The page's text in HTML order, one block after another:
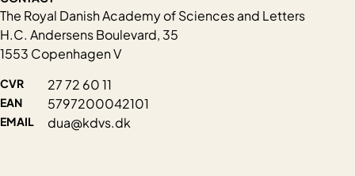
The Royal Danish Academy of Sciences and Letters
H.C. Andersens Boulevard, 35
1553 Copenhagen V
CVR 27 72 60 11
EAN 5797200042101
EMAIL dua@kdvs.dk